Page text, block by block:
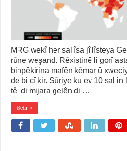
MRG wekî her sal îsa jî lîsteya
rûne weşand. Rêxistinê li gorî
binpêkirina mafên kêmar û
de bi cî kir. Sûriye ku ev 10 sal in
tê, di mijara gelên di …
Bêtir »